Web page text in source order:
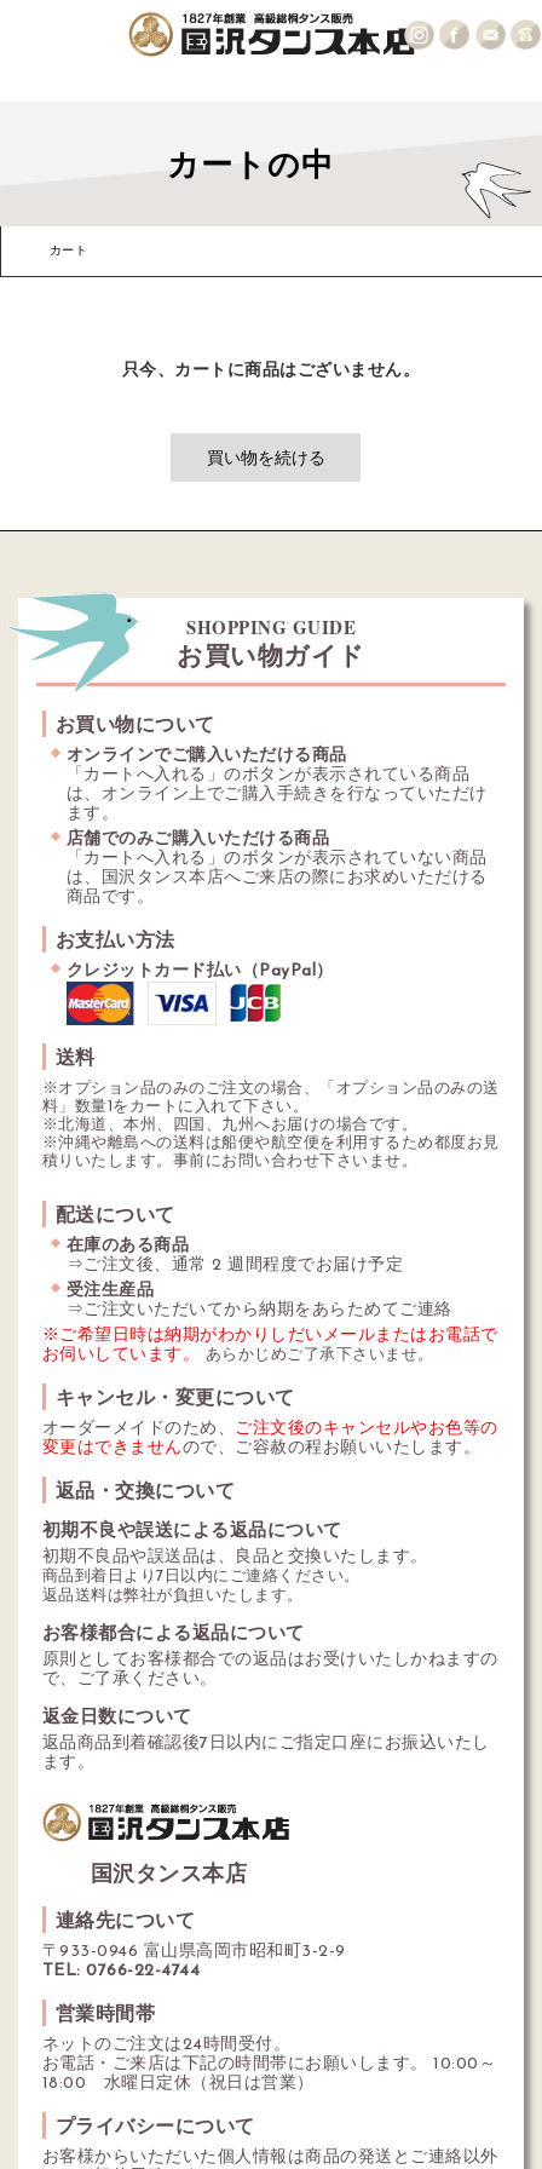
カートの中
カート
只今、カートに商品はございません。
SHOPPING GUIDE
お買い物ガイド
お買い物について
オンラインでご購入いただける商品
「カートへ入れる」のボタンが表示されている商品
は、オンライン上でご購入手続きを行なっていただけ
ます。
店舗でのみご購入いただける商品
「カートへ入れる」のボタンが表示されていない商品
は、国沢タンス本店へご来店の際にお求めいただける
商品です。
お支払い方法
クレジットカード払い（PayPal）
送料
※オプション品のみのご注文の場合、「オプション品のみの送
料」数量1をカートに入れて下さい。
※北海道、本州、四国、九州へお届けの場合です。
※沖縄や離島への送料は船便や航空便を利用するため都度お見
積りいたします。事前にお問い合わせ下さいませ。
配送について
在庫のある商品
⇒ご注文後、通常 2 週間程度でお届け予定
受注生産品
⇒ご注文いただいてから納期をあらためてご連絡
※ご希望日時は納期がわかりしだいメールまたはお電話で
お伺いしています。
あらかじめご了承下さいませ。
キャンセル・変更について
オーダーメイドのため、 ご注文後のキャンセルやお色等の
変更はできませんので、ご容赦の程お願いいたします。
返品・交換について
初期不良や誤送による返品について
初期不良品や誤送品は、良品と交換いたします。
商品到着日より7日以内にご連絡ください。
返品送料は弊社が負担いたします。
お客様都合による返品について
原則としてお客様都合での返品はお受けいたしかねますの
で、ご了承ください。
返金日数について
返品商品到着確認後7日以内にご指定口座にお振込いたし
ます。
国沢タンス本店
連絡先について
〒933-0946 富山県高岡市昭和町3-2-9
TEL: 0766-22-4744
営業時間帯
ネットのご注文は24時間受付。
お電話・ご来店は下記の時間帯にお願いします。 10:00～
18:00 水曜日定休（祝日は営業）
プライバシーについて
お客様からいただいた個人情報は商品の発送とご連絡以外